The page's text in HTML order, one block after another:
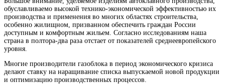
обуславливаемо высокой технико-экономической эффективностью их
производства и применения во многих областях строительства,
особенно жилищном, призванном обеспечить граждан России
доступным и комфортным жильем. Согласно исследованиям наша
страна в полтора-два раза отстает от показателей среднеевропейского
уровня.
Многие производители газоблока в период экономического кризиса
делают ставку на наращивание списка выпускаемой новой продукции
и оптимизацию производственных процессов.